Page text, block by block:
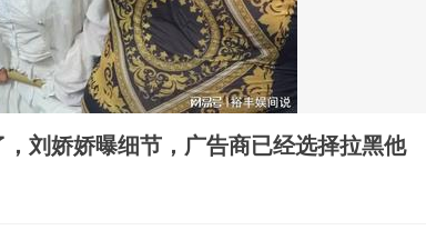
，刘娇娇曝细节，广告商已经选择拉黑他